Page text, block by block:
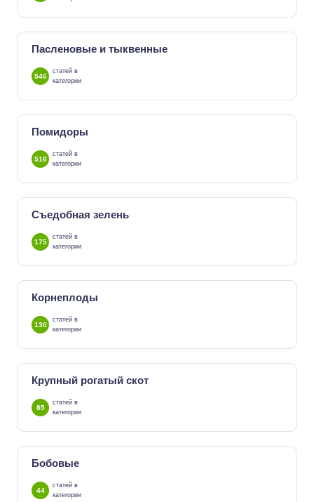
Пасленовые и тыквенные
546
статей в
категории
Помидоры
516
статей в
категории
Съедобная зелень
175
статей в
категории
Корнеплоды
130
статей в
категории
Крупный рогатый скот
85
статей в
категории
Бобовые
44
статей в
категории